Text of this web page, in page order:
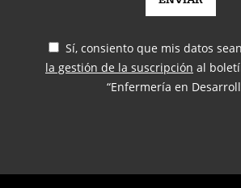
Sí, consiento que mis datos
la gestión de la suscripción al
“Enfermería en